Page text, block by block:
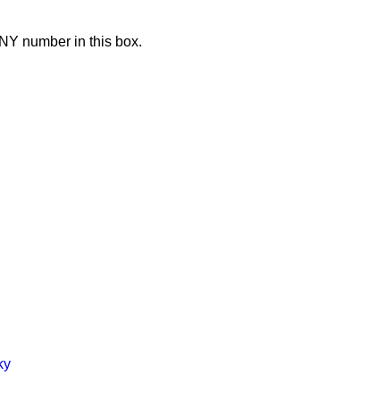
number in this box.